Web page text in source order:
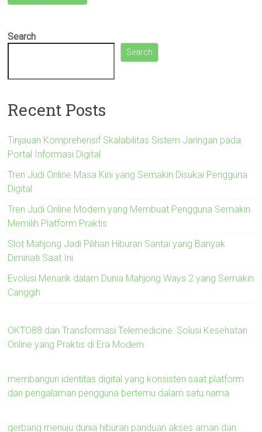
Search
Search
Recent Posts
Tinjauan Komprehensif Skalabilitas Sistem Jaringan pada
Portal Informasi Digital
Tren Judi Online Masa Kini yang Semakin Disukai Pengguna
Digital
Tren Judi Online Modern yang Membuat Pengguna Semakin
Memilih Platform Praktis
Slot Mahjong Jadi Pilihan Hiburan Santai yang Banyak
Diminati Saat Ini
Evolusi Menarik dalam Dunia Mahjong Ways 2 yang Semakin
Canggih
OKTO88 dan Transformasi Telemedicine: Solusi Kesehatan
Online yang Praktis di Era Modern
membangun identitas digital yang konsisten saat platform
dan pengalaman pengguna bertemu dalam satu nama
gerbang menuju dunia hiburan panduan akses aman dan